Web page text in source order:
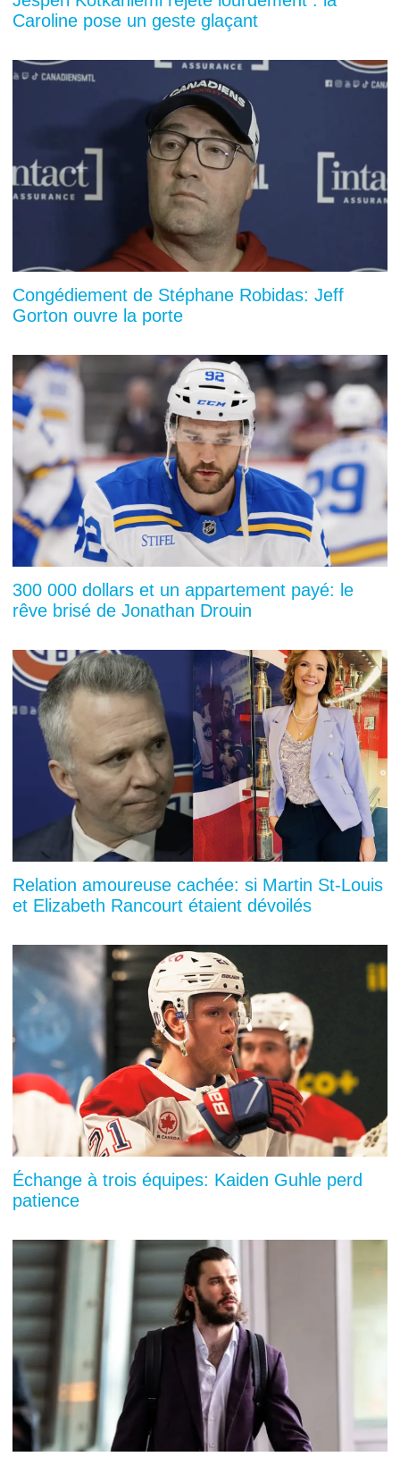
Caroline pose un geste glaçant
Congédiement de Stéphane Robidas: Jeff
Gorton ouvre la porte
300 000 dollars et un appartement payé: le
rêve brisé de Jonathan Drouin
Relation amoureuse cachée: si Martin St-Louis
et Elizabeth Rancourt étaient dévoilés
Échange à trois équipes: Kaiden Guhle perd
patience